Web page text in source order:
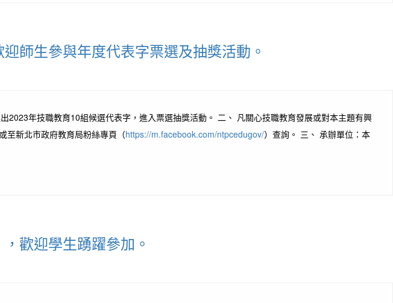
師生參與年度代表字票選及抽獎活動。
年技職教育10組候選代表字，進入票選抽獎活動。 二、 凡關心技職教育發展或對本主題有興
至新北市政府教育局粉絲專頁（https://m.facebook.com/ntpcedugov/）查詢。 三、 承辦單位：本
歡迎學生踴躍參加。